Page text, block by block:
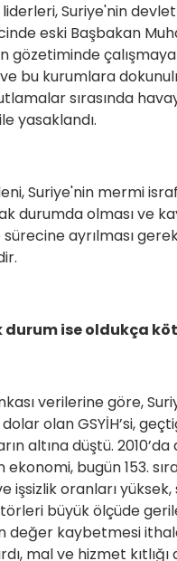
Suriye'nin devlet
eski Başbakan
gözetiminde
bu kurumlara
sırasında
yasaklandı.
Suriye'nin mermi
durumda olması ve
ayrılması
durum ise oldukça
verilerine göre,
olan GSYİH’si,
altına düştü.
ekonomi, bugün 153.
işsizlik oranları yüksek,
büyük ölçüde
değer kaybetmesi
mal ve hizmet